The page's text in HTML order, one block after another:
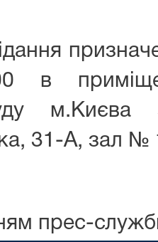
в
м.Києва
31-А, зал №
прес-